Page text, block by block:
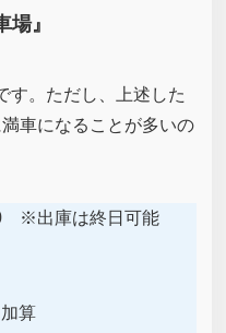
』
す。ただし、上述した
車になることが多いの
※出庫は終日可能
算